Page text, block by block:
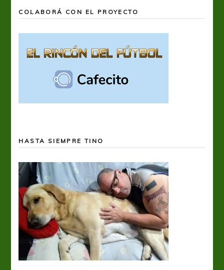
COLABORÁ CON EL PROYECTO
HASTA SIEMPRE TINO